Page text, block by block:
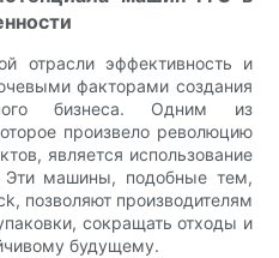
отрасли эффективность и
факторами создания
бизнеса. Одним из
произвело революцию
является использование
Эти машины, подобные тем,
позволяют производителям
сокращать отходы и
будущему.